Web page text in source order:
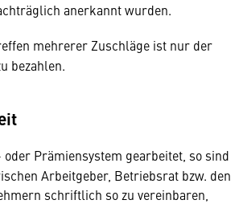
anerkannt wurden.
mehrerer Zuschläge ist nur der
bezahlen.
Prämiensystem gearbeitet, so sind
Arbeitgeber, Betriebsrat bzw. den
schriftlich so zu vereinbaren,